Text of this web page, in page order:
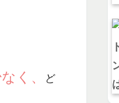
く、
ど